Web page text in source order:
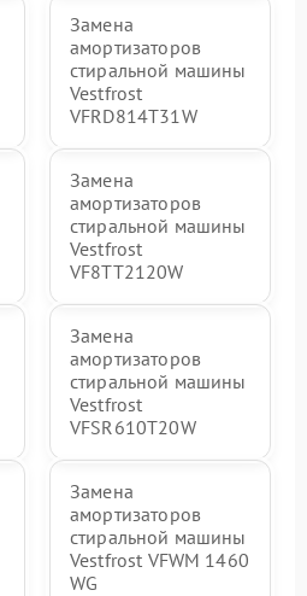
Замена
амортизаторов
стиральной машины
Vestfrost
VFRD814T31W
Замена
амортизаторов
стиральной машины
Vestfrost
VF8TT2120W
Замена
амортизаторов
стиральной машины
Vestfrost
VFSR610T20W
Замена
амортизаторов
стиральной машины
Vestfrost VFWM 1460
WG